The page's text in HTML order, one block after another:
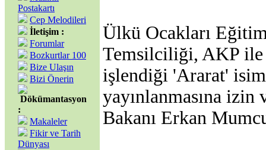
Postakartı
Cep Melodileri
İletişim :
Forumlar
Bozkurtlar 100
Bize Ulaşın
Bizi Önerin
Dökümantasyon
:
Makaleler
Fikir ve Tarih
Dünyası
Ülkü Ocakları
Temsilciliği, AKP ile
işlendiği 'Ararat'
yayınlanmasına
Bakanı Erkan